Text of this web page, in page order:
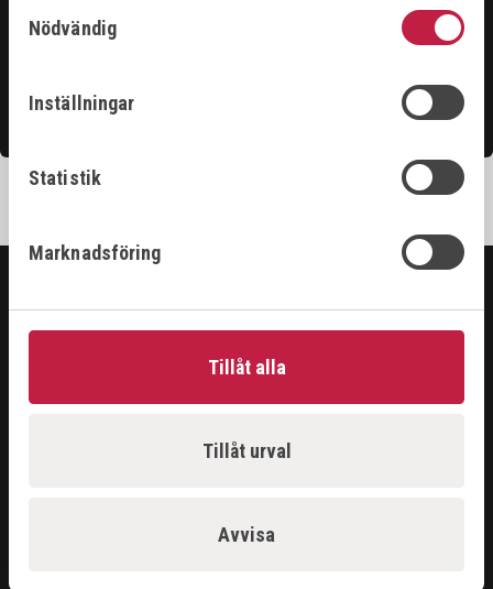
Nödvändig
Inställningar
Statistik
Marknadsföring
Tillåt alla
Tillåt urval
Avvisa
Våra säljare är riktigt duktiga och hjälper gärna till för
att du ska få ut det bästa ur vårt sortiment.
Kontakta oss
SORTIMENT
GASUTRUSTNING